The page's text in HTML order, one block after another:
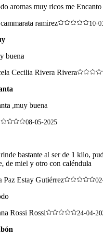
aromas muy ricos me Encanto
ramirez 10-
buena
Cecilia Rivera Rivera
,muy buena
08-05-2025
bastante al ser de 1 kilo,
de miel y otro con caléndula
Paz Estay Gutiérrez
Rossi Rossi 24-04-